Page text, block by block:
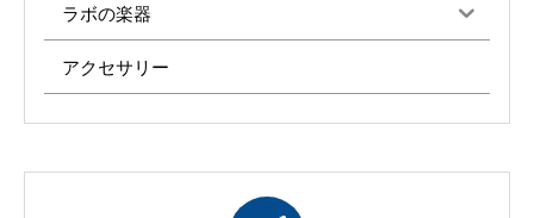
ラボの楽器
アクセサリー